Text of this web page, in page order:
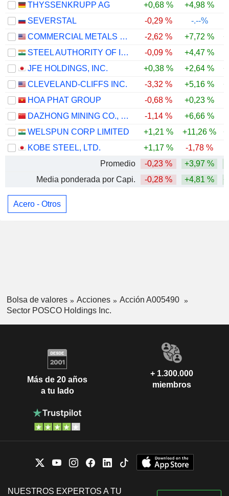
THYSSENKRUPP AG
+0,68 % +4,98 %
SEVERSTAL
-0,29 %
-.--%
COMMERCIAL METALS COMPANY
-2,62 % +7,72 %
STEEL AUTHORITY OF INDIA LIMITED
-0,09 % +4,47 %
JFE HOLDINGS, INC.
+0,38 % +2,64 %
CLEVELAND-CLIFFS INC.
-3,32 % +5,16 %
HOA PHAT GROUP
-0,68 % +0,23 %
DAZHONG MINING CO., LTD.
-1,14 % +6,66 %
WELSPUN CORP LIMITED
+1,21 % +11,26 %
KOBE STEEL, LTD.
+1,17 % -1,78 %
Promedio
-0,23 % +3,97 %
Media ponderada por Capi.
-0,28 % +4,81 %
Acero - Otros
Bolsa de valores Acciones
Acción A005490
Sector POSCO Holdings Inc.
Más de 20 años
a tu lado
+ 1.300.000
miembros
NUESTROS EXPERTOS A TU